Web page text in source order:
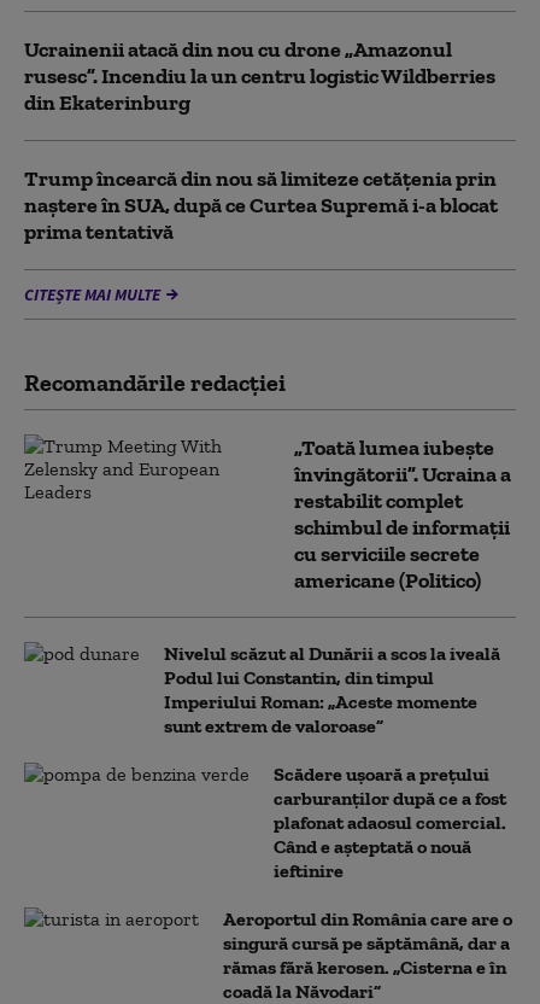
Ucrainenii atacă din nou cu drone „Amazonul
rusesc”. Incendiu la un centru logistic Wildberries
din Ekaterinburg
Trump încearcă din nou să limiteze cetățenia prin
naștere în SUA, după ce Curtea Supremă i-a blocat
prima tentativă
CITEȘTE MAI MULTE
Recomandările redacţiei
„Toată lumea iubește
învingătorii”. Ucraina a
restabilit complet
schimbul de informații
cu serviciile secrete
americane (Politico)
Nivelul scăzut al Dunării a scos la iveală
Podul lui Constantin, din timpul
Imperiului Roman: „Aceste momente
sunt extrem de valoroase”
Scădere ușoară a prețului
carburanților după ce a fost
plafonat adaosul comercial.
Când e așteptată o nouă
ieftinire
Aeroportul din România care are o
singură cursă pe săptămână, dar a
rămas fără kerosen. „Cisterna e în
coadă la Năvodari”